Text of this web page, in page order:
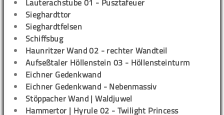
Lauterachstube 01 - Pusztafeuer
Sieghardttor
Sieghardtfelsen
Schiffsbug
Haunritzer Wand 02 - rechter Wandteil
Aufseßtaler Höllenstein 03 - Höllensteinturm
Eichner Gedenkwand
Eichner Gedenkwand - Nebenmassiv
Stöppacher Wand | Waldjuwel
Hammertor | Hyrule 02 - Twilight Princess